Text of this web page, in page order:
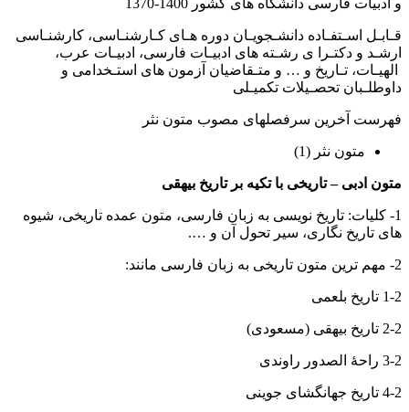
و ادبیات فارسی دانشگاه های کشور 1400-1370
قـابـل اسـتفـاده دانشـجویـان دوره هـای کـارشنـاسی، کارشنـاسی
ارشـد و دکتـرا ی رشـته های ادبیـات فارسی، ادبیـات عرب،
الهیـات، تـاریخ و … و متـقاضیان آزمون های استـخدامی و
داوطلـبان تحصـیلات تکمیـلی
فهرست آخرین سرفصل­های مصوب متون نثر
متون نثر (1)
متون ادبی–تاریخی با تکیه بر تاریخ بیهقی
1- کلیات: تاریخ نویسی به زبان فارسی، متون عمده تاریخی، شیوه
های تاریخ نگاری، سیر تحول آن و ….
2- مهم ترین متون تاریخی به زبان فارسی مانند:
1-2 تاریخ بلعمی
2-2 تاریخ بیهقی (مسعودی)
3-2 راحۀ الصدور راوندی
4-2 تاریخ جهانگشای جوینی